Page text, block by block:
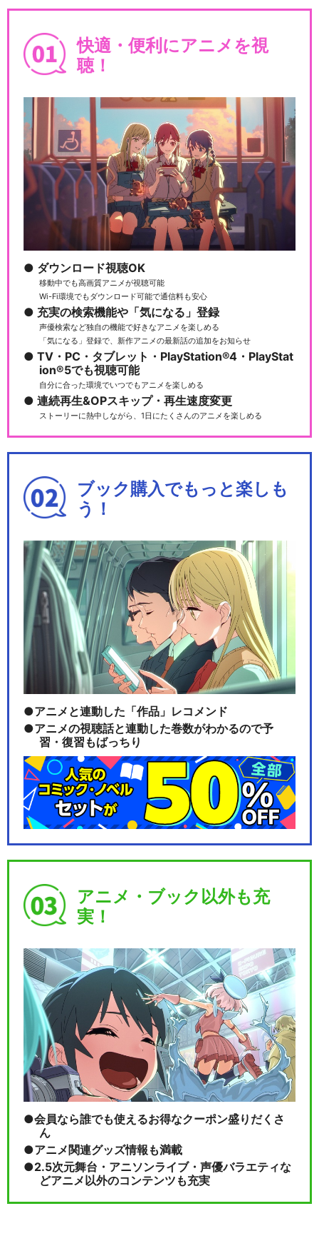
快適・便利にアニメを視
聴！
ダウンロード視聴OK
移動中でも高画質アニメが視聴可能
Wi-Fi環境でもダウンロード可能で通信料も安心
充実の検索機能や「気になる」登録
声優検索など独自の機能で好きなアニメを楽しめる
「気になる」登録で、新作アニメの最新話の追加をお知らせ
TV・PC・タブレット・PlayStation®4・PlayStat
ion®5でも視聴可能
自分に合った環境でいつでもアニメを楽しめる
連続再生&OPスキップ・再生速度変更
ストーリーに熱中しながら、1日にたくさんのアニメを楽しめる
ブック購入でもっと楽しも
う！
アニメと連動した「作品」レコメンド
アニメの視聴話と連動した巻数がわかるので予
習・復習もばっちり
アニメ・ブック以外も充
実！
会員なら誰でも使えるお得なクーポン盛りだくさ
ん
アニメ関連グッズ情報も満載
2.5次元舞台・アニソンライブ・声優バラエティな
どアニメ以外のコンテンツも充実